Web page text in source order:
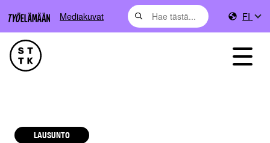
Mediakuvat FI
LAUSUNTO